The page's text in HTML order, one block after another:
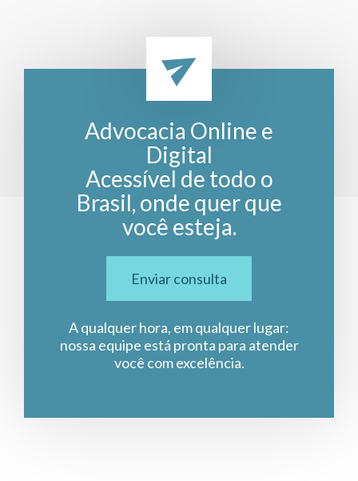
Advocacia Online e
Digital
Acessível de todo o
Brasil, onde quer que
você esteja.
Enviar consulta
A qualquer hora, em qualquer lugar:
nossa equipe está pronta para atender
você com excelência.